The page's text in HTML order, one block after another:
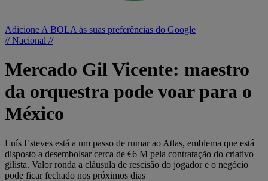
Adicione A BOLA às suas preferências do Google
// Nacional //
Mercado Gil Vicente: maestro
da orquestra pode voar para o
México
Luís Esteves está a um passo de rumar ao Atlas, emblema que está
disposto a desembolsar cerca de €6 M pela contratação do criativo
gilista. Valor ronda a cláusula de rescisão do jogador e o negócio
pode ficar fechado nos próximos dias